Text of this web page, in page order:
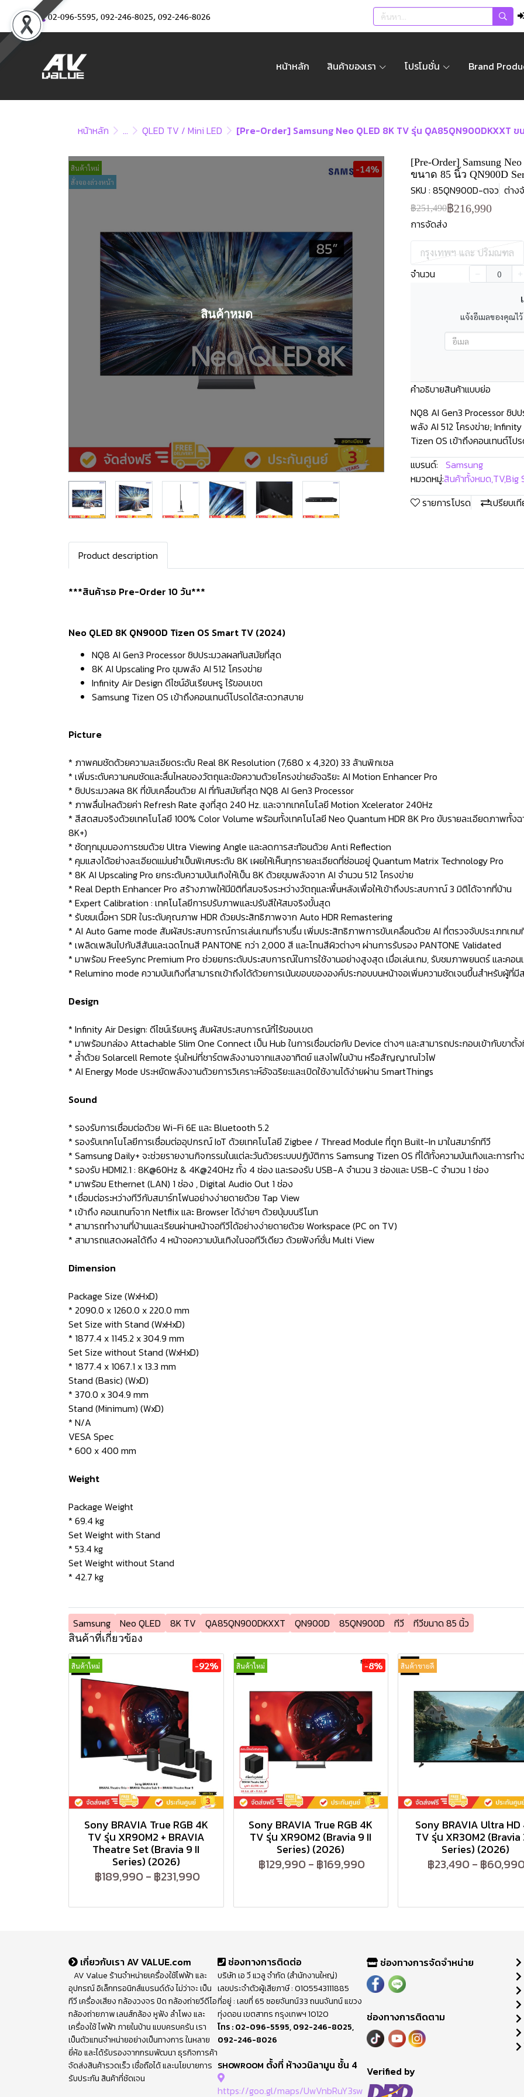
02-096-5595, 092-246-8025, 092-246-8026
หน้าหลัก สินค้าของเรา โปรโมชั่น Brand
หน้าหลัก ... QLED TV / Mini LED [Pre-Order] Samsung Neo QLED 8K TV รุ่น QA85QN900DKXXT ขนาด
สินค้าใหม่
สั่งจองล่วงหน้า
-14%
สินค้าหมด
[Pre-Order] Samsung
ขนาด 85 นิ้ว QN900D
SKU : 85QN900D-ตจว ต่าง
฿251,490฿216,990
การจัดส่ง
กรุงเทพฯ และ ปริมณฑล
จำนวน
แจ้งอีเมลของคุณไ
คำอธิบายสินค้าแบบย่อ
NQ8 AI Gen3 Processor ชิ
พลัง AI 512 โครงข่าย;
Tizen OS เข้าถึงคอนเทนต์โป
แบรนด์: Samsung
หมวดหมู่:สินค้าทั้งหมด,TV,Big
รายการโปรด
เปรียบเ
Product description
***สินค้ารอ Pre-Order 10 วัน***
Neo QLED 8K QN900D Tizen OS Smart TV (2024)
NQ8 AI Gen3 Processor ชิปประมวลผลทันสมัยที่สุด
8K AI Upscaling Pro ขุมพลัง AI 512 โครงข่าย
Infinity Air Design ดีไซน์อันเรียบหรู ไร้ขอบเขต
Samsung Tizen OS เข้าถึงคอนเทนต์โปรดได้สะดวกสบาย
Picture
* ภาพคมชัดด้วยความละเอียดระดับ Real 8K Resolution (7,680 x 4,320) 33 ล้านพิกเซล
* เพิ่มระดับความคมชัดและลื่นไหลของวัตถุและข้อความด้วยโครงข่ายอัจฉริยะ AI Motion Enhancer Pro
* ชิปประมวลผล 8K ที่ขับเคลื่อนด้วย AI ที่ทันสมัยที่สุด NQ8 AI Gen3 Processor
* ภาพลื่นไหลด้วยค่า Refresh Rate สูงที่สุด 240 Hz. และจากเทคโนโลยี Motion Xcelerator 240Hz
* สีสดสมจริงด้วยเทคโนโลยี 100% Color Volume พร้อมทั้งเทคโนโลยี Neo Quantum HDR 8K Pro ขับรายละเอียดภาพทั้ง
8K+)
* ชัดทุกมุมมองการชมด้วย Ultra Viewing Angle และลดการสะท้อนด้วย Anti Reflection
* คุมแสงได้อย่างละเอียดแม่นยำเป็นพิเศษระดับ 8K เผยให้เห็นทุกรายละเอียดที่ซ่อนอยู่ Quantum Matrix Technology Pro
* 8K AI Upscaling Pro ยกระดับความบันเทิงให้เป็น 8K ด้วยขุมพลังจาก AI จำนวน 512 โครงข่าย
* Real Depth Enhancer Pro สร้างภาพให้มีมิติที่สมจริงระหว่างวัตถุและพื้นหลังเพื่อให้เข้าถึงประสบกาณ์ 3 มิติได้จากที่บ้าน
* Expert Calibration : เทคโนโลยีการปรับภาพและปรับสีให้สมจริงขั้นสุด
* รับชมเนื้อหา SDR ในระดับคุณภาพ HDR ด้วยประสิทธิภาพจาก Auto HDR Remastering
* AI Auto Game mode สัมผัสประสบการณ์การเล่นเกมที่ราบรื่น เพิ่มประสิทธิภาพการขับเคลื่อนด้วย AI ที่ตรวจจับประเภทเ
* เพลิดเพลินไปกับสีสันและเฉดโทนสี PANTONE กว่า 2,000 สี และโทนสีผิวต่างๆ ผ่านการรับรอง PANTONE Validated
* มาพร้อม FreeSync Premium Pro ช่วยยกระดับประสบการณ์ในการใช้งานอย่างสูงสุด เมื่อเล่นเกม, รับชมภาพยนตร์ และคอ
* Relumino mode ความบันเทิงที่สามารถเข้าถึงได้ด้วยการเน้นขอบขององค์ประกอบบนหน้าจอเพิ่มความชัดเจนขึ้นสำหรับผู้ที่มี
Design
* Infinity Air Design: ดีไซน์เรียบหรู สัมผัสประสบการณ์ที่ไร้ขอบเขต
* มาพร้อมกล่อง Attachable Slim One Connect เป็น Hub ในการเชื่อมต่อกับ Device ต่างๆ และสามารถประกอบเข้ากับขาตั้
* ล้ำด้วย Solarcell Remote รุ่นใหม่ที่ชาร์ตพลังงานจากแสงอาทิตย์ แสงไฟในบ้าน หรือสัญญาณไวไฟ
* AI Energy Mode ประหยัดพลังงานด้วยการวิเคราะห์อัจฉริยะและเปิดใช้งานได้ง่ายผ่าน SmartThings
Sound
* รองรับการเชื่อมต่อด้วย Wi-Fi 6E และ Bluetooth 5.2
* รองรับเทคโนโลยีการเชื่อมต่ออุปกรณ์ IoT ด้วยเทคโนโลยี Zigbee / Thread Module ที่ถูก Built-In มาในสมาร์ททีวี
* Samsung Daily+ จะช่วยรายงานกิจกรรมในแต่ละวันด้วยระบบปฏิบัติการ Samsung Tizen OS ที่ได้ทั้งความบันเทิงและการทำ
* รองรับ HDMI2.1 : 8K@60Hz & 4K@240Hz ทั้ง 4 ช่อง และรองรับ USB-A จำนวน 3 ช่องและ USB-C จำนวน 1 ช่อง
* มาพร้อม Ethernet (LAN) 1 ช่อง , Digital Audio Out 1 ช่อง
* เชื่อมต่อระหว่างทีวีกับสมาร์ทโฟนอย่างง่ายดายด้วย Tap View
* เข้าถึง คอนเทนท์จาก Netflix และ Browser ได้ง่ายๆ ด้วยปุ่มบนรีโมท
* สามารถทำงานที่บ้านและเรียนผ่านหน้าจอทีวีได้อย่างง่ายดายด้วย Workspace (PC on TV)
* สามารถแสดงผลได้ถึง 4 หน้าจอความบันเทิงในจอทีวีเดียว ด้วยฟังก์ชั่น Multi View
Dimension
Package Size (WxHxD)
* 2090.0 x 1260.0 x 220.0 mm
Set Size with Stand (WxHxD)
* 1877.4 x 1145.2 x 304.9 mm
Set Size without Stand (WxHxD)
* 1877.4 x 1067.1 x 13.3 mm
Stand (Basic) (WxD)
* 370.0 x 304.9 mm
Stand (Minimum) (WxD)
* N/A
VESA Spec
* 600 x 400 mm
Weight
Package Weight
* 69.4 kg
Set Weight with Stand
* 53.4 kg
Set Weight without Stand
* 42.7 kg
Samsung Neo QLED 8K TV QA85QN900DKXXT QN900D 85QN900D ทีวี ทีวีขนาด 85 นิ้ว
สินค้าที่เกี่ยวข้อง
สินค้าใหม่ -92%
Sony BRAVIA True RGB 4K
TV รุ่น XR90M2 + BRAVIA
Theatre Set (Bravia 9 II
Series) (2026)
฿189,990- ฿231,990
สินค้าใหม่ -8%
Sony BRAVIA True RGB 4K
TV รุ่น XR90M2 (Bravia 9 II
Series) (2026)
฿129,990- ฿169,990
สินค้าขายดี
Sony BRAVIA Ultra HD
TV รุ่น XR30M2 (Bravia
Series) (2026)
฿23,490- ฿
เกี่ยวกับเรา AV VALUE.com
AV Value ร้านจำหน่ายเครื่องใช้ไฟฟ้า และ
อุปกรณ์ อิเล็กทรอนิกส์แบรนด์ดัง ไม่ว่าจะ เป็น
ทีวี เครื่องเสียง กล้องวงจร ปิด กล้องถ่ายวีดีโอ
กล้องถ่ายภาพ เลนส์กล้อง หูฟัง ลำโพง และ
เครื่องใช้ ไฟฟ้า ภายในบ้าน แบบครบครัน เรา
เป็นตัวแทนจำหน่ายอย่างเป็นทางการ ในหลาย
ยี่ห้อ และได้รับรองจากกรมพัฒนา ธุรกิจการค้า
จัดส่งสินค้ารวดเร็ว เชื่อถือได้ และนโยบายการ
รับประกัน สินค้าที่ชัดเจน
ช่องทางการติดต่อ
บริษัท เอ วี แวลู จำกัด (สำนักงานใหญ่)
เลขประจำตัวผู้เสียภาษี : 0105543111885
ที่อยู่ : เลขที่ 65 ซอยจันทน์33 ถนนจันทน์ แขวง
ทุ่งดอน เขตสาทร กรุงเทพฯ 10120
โทร :02-096-5595,092-246-8025,
092-246-8026
SHOWROOM ตั้งที่ ห้างวนิลามูน ชั้น 4
https://goo.gl/maps/UwVnbRuY3sw
ช่องทางการจัดจำหน่าย
ช่องทางการติดตาม
Verified by